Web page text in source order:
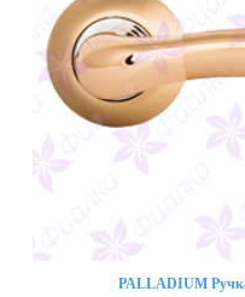
PALLADIUM